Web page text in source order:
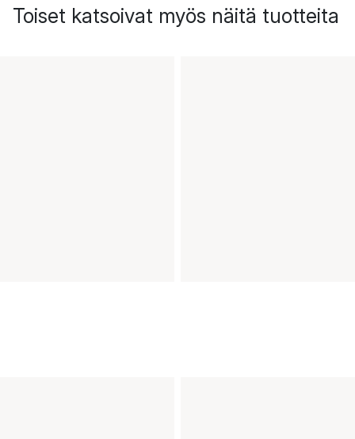
Toiset katsoivat myös näitä tuotteita